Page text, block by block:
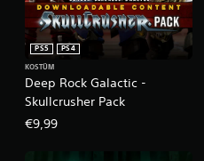
Deep Rock Galactic -
Skullcrusher Pack
PS5
PS4
KOSTÜM
€9,99